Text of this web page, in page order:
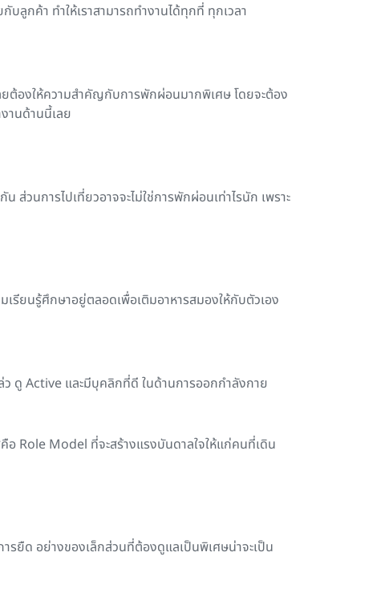
ลูกค้า ทำให้เราสามารถทำงานได้ทุกที่ ทุกเวลา
ต้องให้ความสำคัญกับการพักผ่อนมากพิเศษ โดยจะต้อง
านด้านนี้เลย
วนการไปเที่ยวอาจจะไม่ใช่การพักผ่อนเท่าไรนัก เพราะ
รียนรู้ศึกษาอยู่ตลอดเพื่อเติมอาหารสมองให้กับตัวเอง
ว ดู Active และมีบุคลิกที่ดี ในด้านการออกกำลังกาย
Role Model ที่จะสร้างแรงบันดาลใจให้แก่คนที่เดิน
ารยืด อย่างของเล็กส่วนที่ต้องดูแลเป็นพิเศษน่าจะเป็น